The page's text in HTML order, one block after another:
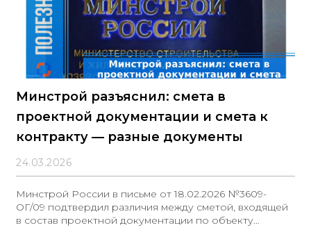
Минстрой разъяснил: смета в
проектной документации и смета к
контракту — разные документы
24.03.2026
Минстрой России в письме от 18.02.2026 №3609-
ОГ/09 подтвердил различия между сметой, входящей
в состав проектной документации по объекту